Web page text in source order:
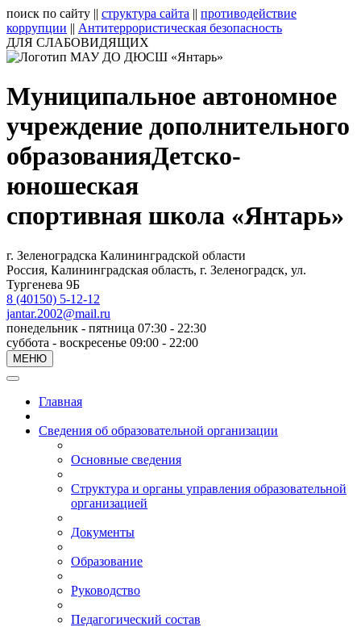
поиск по сайту || структура сайта || противодействие
коррупции || Антитеррористическая безопасность
ДЛЯ СЛАБОВИДЯЩИХ
Муниципальное автономное
учреждение дополнительного
образованияДетско-
юношеская
спортивная школа «Янтарь»
г. Зеленоградска Калининградской области
Россия, Калининградская область, г. Зеленоградск, ул.
Тургенева 9Б
8 (40150) 5-12-12
jantar.2002@mail.ru
понедельник - пятница 07:30 - 22:30
суббота - воскресенье 09:00 - 22:00
МЕНЮ
Главная
Сведения об образовательной организации
Основные сведения
Структура и органы управления образовательной
организацией
Документы
Образование
Руководство
Педагогический состав